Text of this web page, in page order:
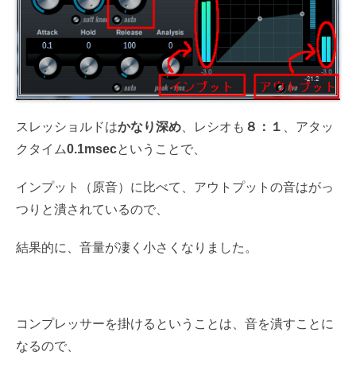
スレッショルドはかなり深め、レシオも ８：１ 、アタッ
クタイム0.1msecということで、
インプット（原音）に比べて、アウトプットの音はがっ
つりと潰されているので、
結果的に、音量が凄く小さくなりました。
コンプレッサーを掛けるということは、音を潰すことに
なるので、